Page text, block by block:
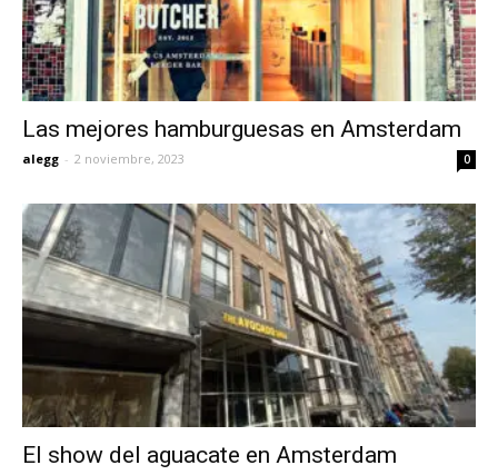
Las mejores hamburguesas en Amsterdam
alegg - 2 noviembre, 2023 0
El show del aguacate en Amsterdam